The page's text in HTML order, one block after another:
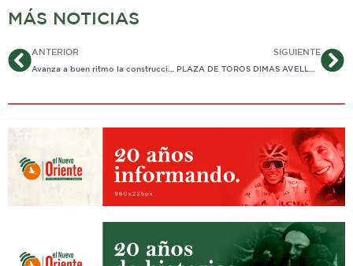
MÁS NOTICIAS
AntANTERIOR SIGUIENTE